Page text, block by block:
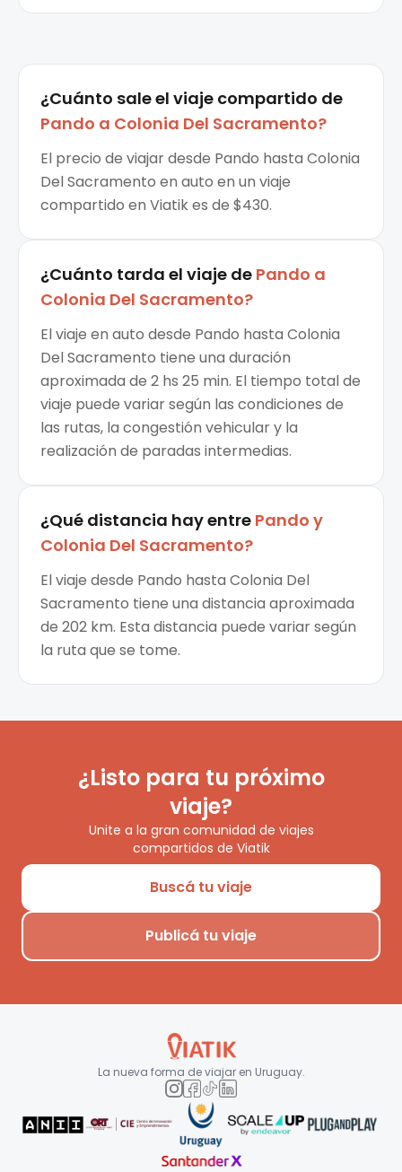
¿Cuánto sale el viaje compartido de
Pando a Colonia Del Sacramento?
El precio de viajar desde Pando hasta Colonia
Del Sacramento en auto en un viaje
compartido en Viatik es de $430.
¿Cuánto tarda el viaje de Pando a
Colonia Del Sacramento?
El viaje en auto desde Pando hasta Colonia
Del Sacramento tiene una duración
aproximada de 2 hs 25 min. El tiempo total de
viaje puede variar según las condiciones de
las rutas, la congestión vehicular y la
realización de paradas intermedias.
¿Qué distancia hay entre Pando y
Colonia Del Sacramento?
El viaje desde Pando hasta Colonia Del
Sacramento tiene una distancia aproximada
de 202 km. Esta distancia puede variar según
la ruta que se tome.
¿Listo para tu próximo
viaje?
Unite a la gran comunidad de viajes
compartidos de Viatik
Buscá tu viaje
Publicá tu viaje
La nueva forma de viajar en Uruguay.